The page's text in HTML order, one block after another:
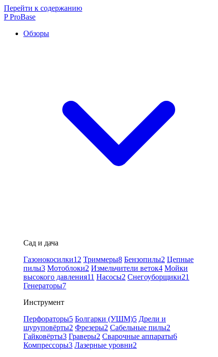
Перейти к содержанию
P ProBase
Обзоры
Сад и дача
Газонокосилки12 Триммеры8 Бензопилы2 Цепные
пилы3 Мотоблоки2 Измельчители веток4 Мойки
высокого давления11 Насосы2 Снегоуборщики21
Генераторы7
Инструмент
Перфораторы5 Болгарки (УШМ)5 Дрели и
шуруповёрты2 Фрезеры2 Сабельные пилы2
Гайковёрты3 Граверы2 Сварочные аппараты6
Компрессоры3 Лазерные уровни2